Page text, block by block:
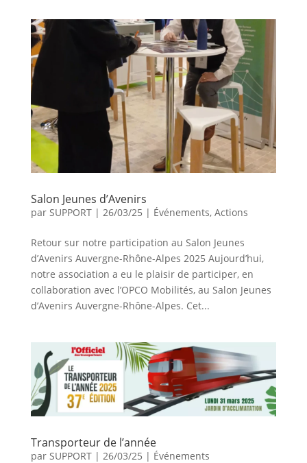
Salon Jeunes d’Avenirs
par SUPPORT| 26/03/25 | Événements, Actions
Retour sur notre participation au Salon Jeunes
d’Avenirs Auvergne-Rhône-Alpes 2025 Aujourd’hui,
notre association a eu le plaisir de participer, en
collaboration avec l’OPCO Mobilités, au Salon Jeunes
d’Avenirs Auvergne-Rhône-Alpes. Cet...
Transporteur de l’année
par SUPPORT| 26/03/25 | Événements